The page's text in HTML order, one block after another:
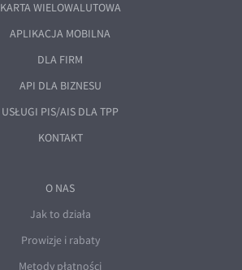
KARTA WIELOWALUTOWA
APLIKACJA MOBILNA
DLA FIRM
API DLA BIZNESU
USŁUGI PIS/AIS DLA TPP
KONTAKT
O NAS
Jak to działa
Prowizje i rabaty
Metody płatności